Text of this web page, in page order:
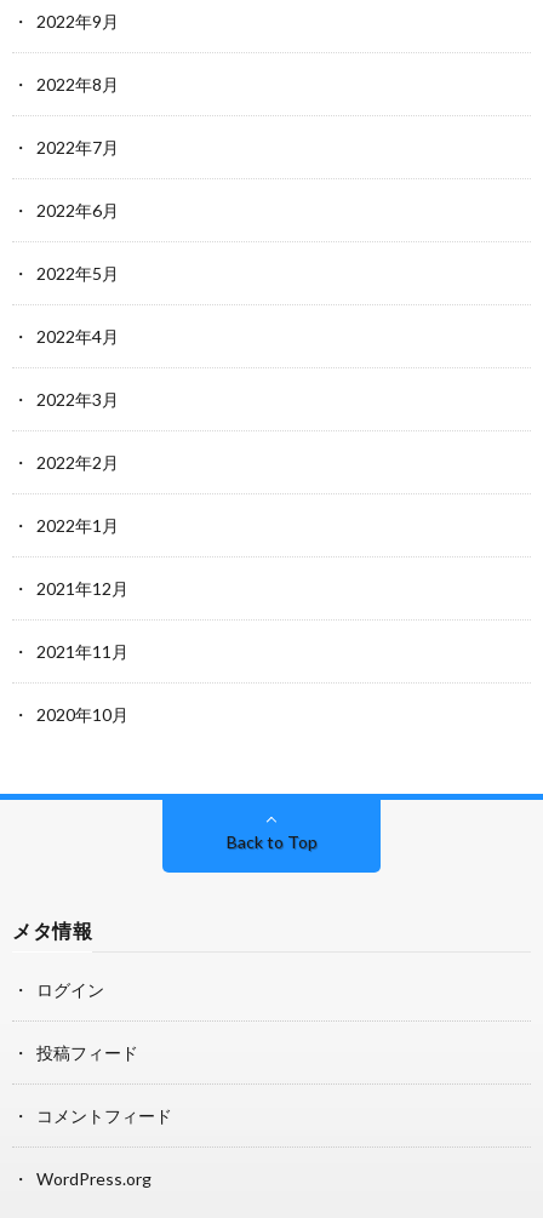
2022年9月
2022年8月
2022年7月
2022年6月
2022年5月
2022年4月
2022年3月
2022年2月
2022年1月
2021年12月
2021年11月
2020年10月
Back to Top
メタ情報
ログイン
投稿フィード
コメントフィード
WordPress.org